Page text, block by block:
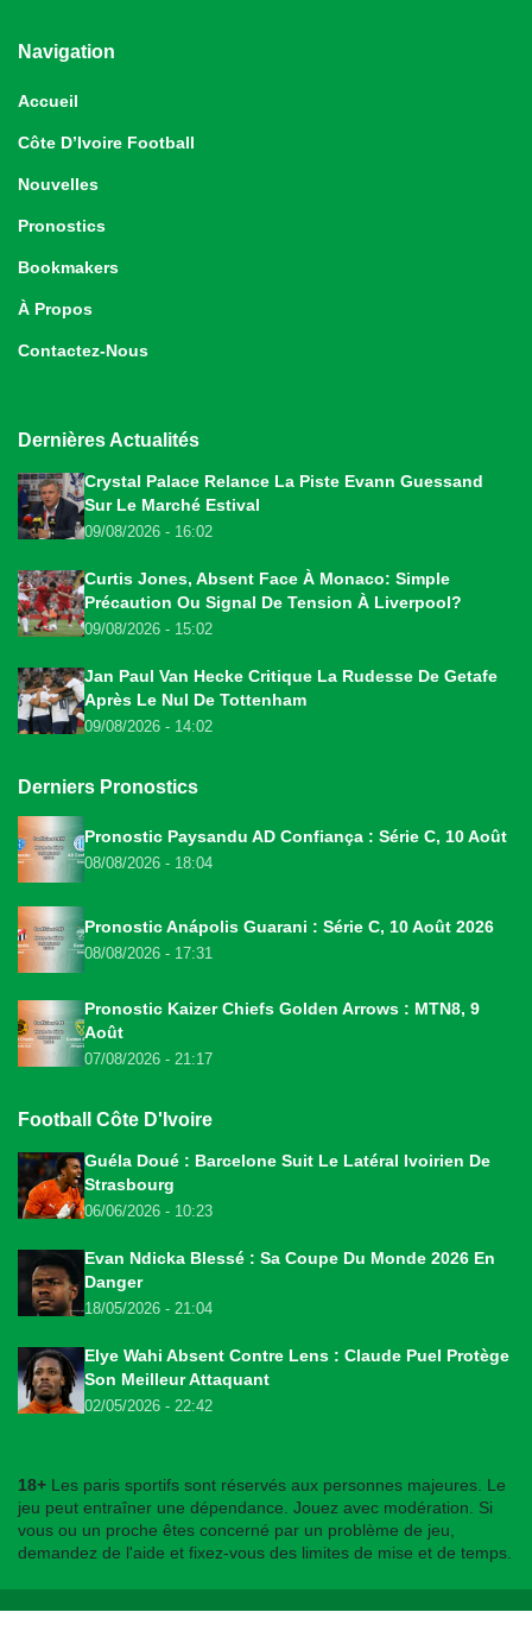
Navigation
Accueil
Côte D’Ivoire Football
Nouvelles
Pronostics
Bookmakers
À Propos
Contactez-Nous
Dernières Actualités
Crystal Palace Relance La Piste Evann Guessand
Sur Le Marché Estival
09/08/2026 - 16:02
Curtis Jones, Absent Face À Monaco: Simple
Précaution Ou Signal De Tension À Liverpool?
09/08/2026 - 15:02
Jan Paul Van Hecke Critique La Rudesse De Getafe
Après Le Nul De Tottenham
09/08/2026 - 14:02
Derniers Pronostics
Pronostic Paysandu AD Confiança : Série C, 10 Août
08/08/2026 - 18:04
Pronostic Anápolis Guarani : Série C, 10 Août 2026
08/08/2026 - 17:31
Pronostic Kaizer Chiefs Golden Arrows : MTN8, 9
Août
07/08/2026 - 21:17
Football Côte D'Ivoire
Guéla Doué : Barcelone Suit Le Latéral Ivoirien De
Strasbourg
06/06/2026 - 10:23
Evan Ndicka Blessé : Sa Coupe Du Monde 2026 En
Danger
18/05/2026 - 21:04
Elye Wahi Absent Contre Lens : Claude Puel Protège
Son Meilleur Attaquant
02/05/2026 - 22:42
18+ Les paris sportifs sont réservés aux personnes majeures. Le
jeu peut entraîner une dépendance. Jouez avec modération. Si
vous ou un proche êtes concerné par un problème de jeu,
demandez de l'aide et fixez-vous des limites de mise et de temps.